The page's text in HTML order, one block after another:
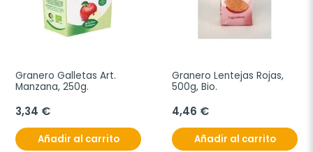
Granero Galletas Art.
Manzana, 250g.
3,34 €
Añadir al carrito
Granero Lentejas Rojas,
500g, Bio.
4,46 €
Añadir al carrito